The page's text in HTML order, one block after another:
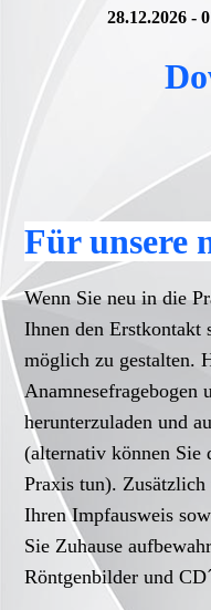
28.12.2026 -
Für unsere
Wenn Sie neu in die
Ihnen den Erstkontakt
möglich zu gestalten.
Anamnesefragebogen
herunterzuladenund
(alternativ können Sie
Praxis tun).
Ihren Impfausweis
Sie Zuhause
Röntgenbilder und